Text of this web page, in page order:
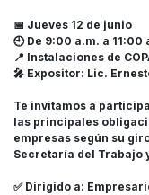
📅 Jueves 12 de junio
🕘 De 9:00 a.m. a 11:00
📍 Instalaciones de
🎤 Expositor: Lic.
Te invitamos a
las principales
empresas según su
Secretaría del Trabajo
✅ Dirigido a: